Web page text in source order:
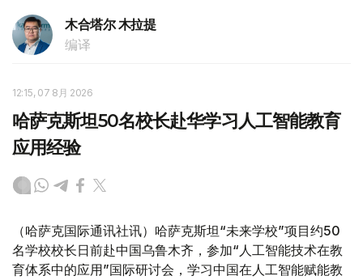
木合塔尔 木拉提
编译
12:15, 07 8月 2026
哈萨克斯坦50名校长赴华学习人工智能教育
应用经验
（哈萨克国际通讯社讯）哈萨克斯坦“未来学校”项目约50
名学校校长日前赴中国乌鲁木齐，参加“人工智能技术在教
育体系中的应用”国际研讨会，学习中国在人工智能赋能教